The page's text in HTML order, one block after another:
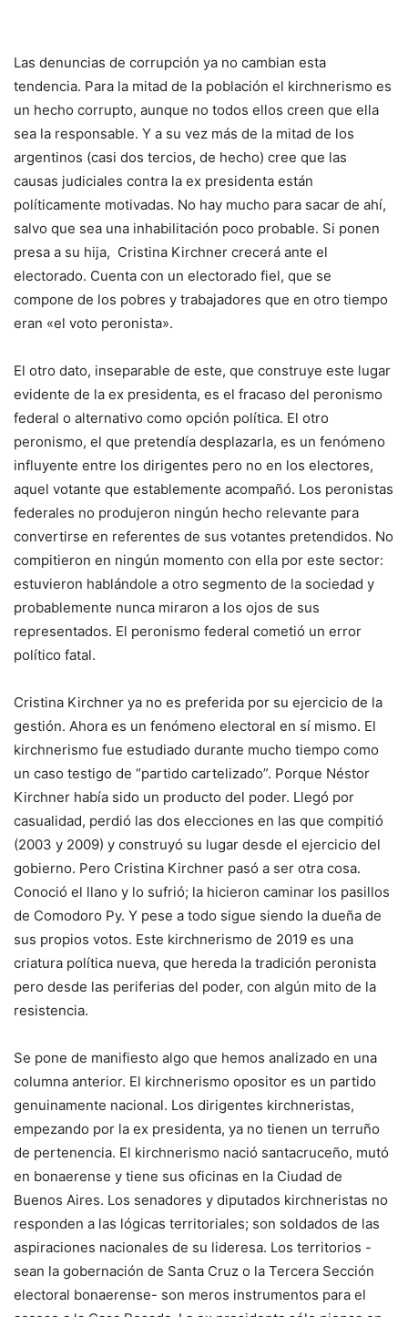
Las denuncias de corrupción ya no cambian esta
tendencia. Para la mitad de la población el kirchnerismo es
un hecho corrupto, aunque no todos ellos creen que ella
sea la responsable. Y a su vez más de la mitad de los
argentinos (casi dos tercios, de hecho) cree que las
causas judiciales contra la ex presidenta están
políticamente motivadas. No hay mucho para sacar de ahí,
salvo que sea una inhabilitación poco probable. Si ponen
presa a su hija, Cristina Kirchner crecerá ante el
electorado. Cuenta con un electorado fiel, que se
compone de los pobres y trabajadores que en otro tiempo
eran «el voto peronista».
El otro dato, inseparable de este, que construye este lugar
evidente de la ex presidenta, es el fracaso del peronismo
federal o alternativo como opción política. El otro
peronismo, el que pretendía desplazarla, es un fenómeno
influyente entre los dirigentes pero no en los electores,
aquel votante que establemente acompañó. Los peronistas
federales no produjeron ningún hecho relevante para
convertirse en referentes de sus votantes pretendidos. No
compitieron en ningún momento con ella por este sector:
estuvieron hablándole a otro segmento de la sociedad y
probablemente nunca miraron a los ojos de sus
representados. El peronismo federal cometió un error
político fatal.
Cristina Kirchner ya no es preferida por su ejercicio de la
gestión. Ahora es un fenómeno electoral en sí mismo. El
kirchnerismo fue estudiado durante mucho tiempo como
un caso testigo de “partido cartelizado”. Porque Néstor
Kirchner había sido un producto del poder. Llegó por
casualidad, perdió las dos elecciones en las que compitió
(2003 y 2009) y construyó su lugar desde el ejercicio del
gobierno. Pero Cristina Kirchner pasó a ser otra cosa.
Conoció el llano y lo sufrió; la hicieron caminar los pasillos
de Comodoro Py. Y pese a todo sigue siendo la dueña de
sus propios votos. Este kirchnerismo de 2019 es una
criatura política nueva, que hereda la tradición peronista
pero desde las periferias del poder, con algún mito de la
resistencia.
Se pone de manifiesto algo que hemos analizado en una
columna anterior. El kirchnerismo opositor es un partido
genuinamente nacional. Los dirigentes kirchneristas,
empezando por la ex presidenta, ya no tienen un terruño
de pertenencia. El kirchnerismo nació santacruceño, mutó
en bonaerense y tiene sus oficinas en la Ciudad de
Buenos Aires. Los senadores y diputados kirchneristas no
responden a las lógicas territoriales; son soldados de las
aspiraciones nacionales de su lideresa. Los territorios -
sean la gobernación de Santa Cruz o la Tercera Sección
electoral bonaerense- son meros instrumentos para el